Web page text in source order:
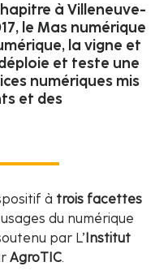
à Villeneuve-
le Mas numérique
la vigne et
et teste une
numériques mis
et des
à trois facettes
du numérique
par L’Institut
AgroTIC.